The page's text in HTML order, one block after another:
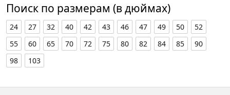
Поиск по размерам (в дюймах)
24 27 32 40 42 43 46 47 49 50
52
55
60 65 70 72 75 80 82 84 85
90
98
103